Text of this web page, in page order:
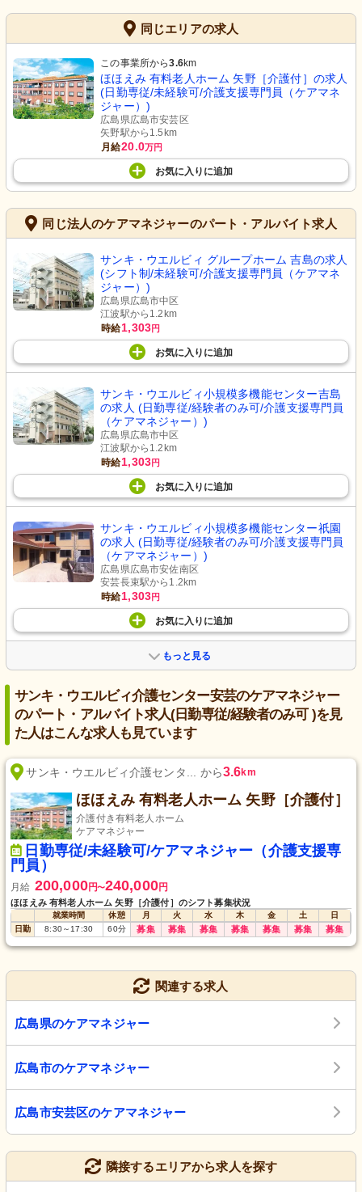
同じエリアの求人
この事業所から3.6km
ほほえみ 有料老人ホーム 矢野［介護付］の求人
(日勤専従/未経験可/介護支援専門員（ケアマネ
ジャー）)
広島県広島市安芸区
矢野駅から1.5km
月給20.0万円
お気に入り に追加
同じ法人のケアマネジャーのパート・アルバイト求人
サンキ・ウエルビィ グループホーム 吉島の求人
(シフト制/未経験可/介護支援専門員（ケアマネ
ジャー）)
広島県広島市中区
江波駅から1.2km
時給1,303円
お気に入り に追加
サンキ・ウエルビィ小規模多機能センター吉島
の求人 (日勤専従/経験者のみ可/介護支援専門員
（ケアマネジャー）)
広島県広島市中区
江波駅から1.2km
時給1,303円
お気に入り に追加
サンキ・ウエルビィ小規模多機能センター祇園
の求人 (日勤専従/経験者のみ可/介護支援専門員
（ケアマネジャー）)
広島県広島市安佐南区
安芸長束駅から1.2km
時給1,303円
お気に入り に追加
もっと見る
サンキ・ウエルビィ介護センター安芸のケアマネジャー
のパート・アルバイト求人(日勤専従/経験者のみ可 )を見
た人はこんな求人も見ています
サンキ・ウエルビィ介護センタ... から3.6km
ほほえみ 有料老人ホーム 矢野［介護付］
介護付き有料老人ホーム
ケアマネジャー
日勤専従/未経験可/ケアマネジャー（介護支援専
門員）
月給 200,000円〜240,000円
ほほえみ 有料老人ホーム 矢野［介護付］のシフト募集状況
就業時間 休憩 月 火 水 木 金 土
日
日勤
8:30～17:30 60分 募集 募集 募集 募集 募集 募集 募集
関連する求人
広島県のケアマネジャー
広島市のケアマネジャー
広島市安芸区のケアマネジャー
隣接するエリアから求人を探す